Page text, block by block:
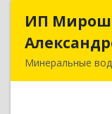
ИП
Минеральные
ИП